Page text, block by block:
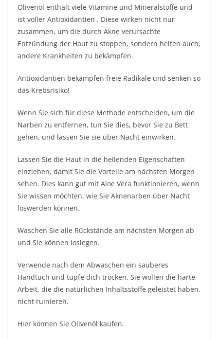
Olivenöl enthält viele Vitamine und Mineralstoffe und
ist voller Antioxidantien . Diese wirken nicht nur
zusammen, um die durch Akne verursachte
Entzündung der Haut zu stoppen, sondern helfen auch,
andere Krankheiten zu bekämpfen.
Antioxidantien bekämpfen freie Radikale und senken so
das Krebsrisiko!
Wenn Sie sich für diese Methode entscheiden, um die
Narben zu entfernen, tun Sie dies, bevor Sie zu Bett
gehen, und lassen Sie sie über Nacht einwirken.
Lassen Sie die Haut in die heilenden Eigenschaften
einziehen, damit Sie die Vorteile am nächsten Morgen
sehen. Dies kann gut mit Aloe Vera funktionieren, wenn
Sie wissen möchten, wie Sie Aknenarben über Nacht
loswerden können.
Waschen Sie alle Rückstände am nächsten Morgen ab
und Sie können loslegen.
Verwende nach dem Abwaschen ein sauberes
Handtuch und tupfe dich trocken. Sie wollen die harte
Arbeit, die die natürlichen Inhaltsstoffe geleistet haben,
nicht ruinieren.
Hier können Sie Olivenöl kaufen.